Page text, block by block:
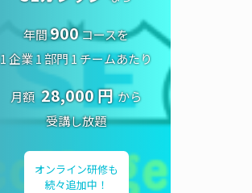
年間900コースを
1 企業 1 部門 1 チームあたり
月額 28,000 円 から
受講し放題
オンライン研修も
続々追加中！